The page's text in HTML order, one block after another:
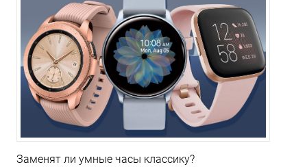
Заменят ли умные часы классику?